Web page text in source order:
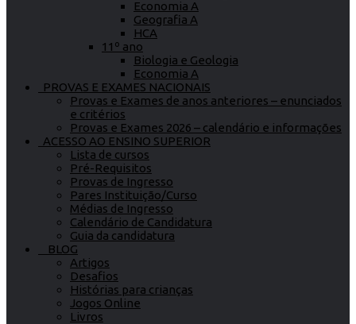
Economia A
Geografia A
HCA
11º ano
Biologia e Geologia
Economia A
PROVAS E EXAMES NACIONAIS
Provas e Exames de anos anteriores – enunciados
e critérios
Provas e Exames 2026 – calendário e informações
ACESSO AO ENSINO SUPERIOR
Lista de cursos
Pré-Requisitos
Provas de Ingresso
Pares Instituição/Curso
Médias de Ingresso
Calendário de Candidatura
Guia da candidatura
BLOG
Artigos
Desafios
Histórias para crianças
Jogos Online
Livros